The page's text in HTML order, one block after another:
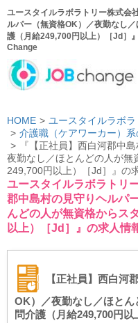
ユースタイルラボラトリー株式会
ルパー（無資格OK）／夜勤なし
護（月給249,700円以上）［Jd］
Change
HOME
ユースタイルラボ
介護職（ケアワーカー）
『【正社員】西白河郡中
夜勤なし／ほとんどの人が無
249,700円以上）［Jd］』の
ユースタイルラボラトリ
郡中島村の見守りヘルパ
んどの人が無資格からス
以上）［Jd］』の求人情
【正社員】西白河
OK）／夜勤なし／ほと
問介護（月給249,700円以